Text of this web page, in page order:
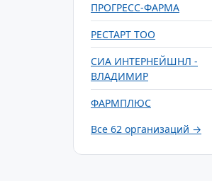
ПРОГРЕСС-ФАРМА
РЕСТАРТ ТОО
СИА ИНТЕРНЕЙШНЛ -
ВЛАДИМИР
ФАРМПЛЮС
Все 62 организаций →